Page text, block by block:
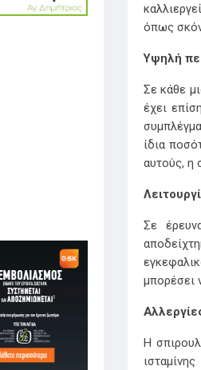
όπως
Υψηλή
Σε κάθε
έχει
ίδια
αυτούς, η
Σε
μπορέσει
Η